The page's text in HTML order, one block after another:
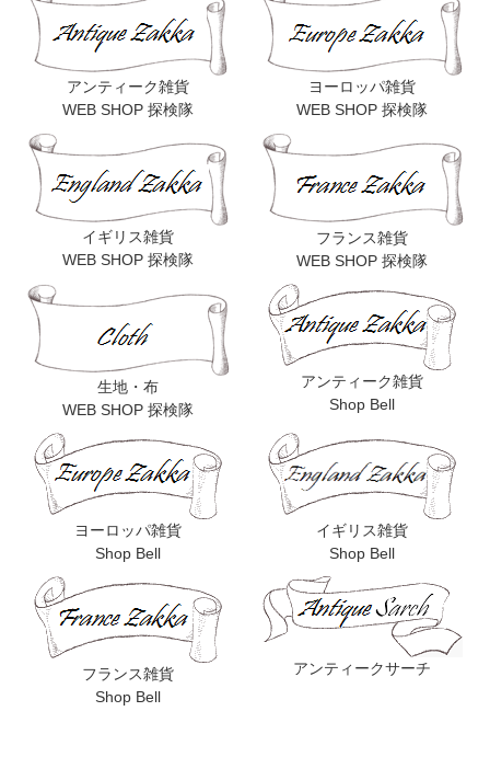
アンティーク雑貨
WEB SHOP 探検隊
ヨーロッパ雑貨
WEB SHOP 探検隊
イギリス雑貨
WEB SHOP 探検隊
フランス雑貨
WEB SHOP 探検隊
生地・布
WEB SHOP 探検隊
アンティーク雑貨
Shop Bell
ヨーロッパ雑貨
Shop Bell
イギリス雑貨
Shop Bell
フランス雑貨
Shop Bell
アンティークサーチ